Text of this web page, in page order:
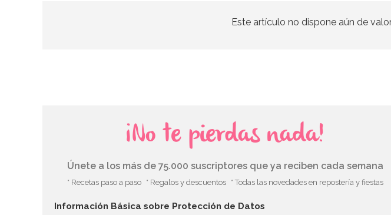
Este artículo no dispone aún de
¡No te pierdas nada!
Únete a los más de 75.000 suscriptores que ya reciben cada semana
* Recetas paso a paso * Regalos y descuentos * Todas las novedades en repostería y fiestas
Información Básica sobre Protección de Datos